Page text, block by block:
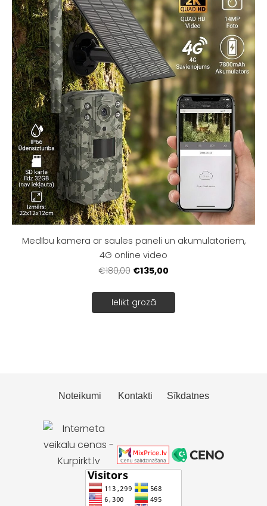
Medību kamera ar saules paneli un akumulatoriem,
4G online video
€180,00 €135,00
Ielikt grozā
Noteikumi Kontakti Sīkdatnes